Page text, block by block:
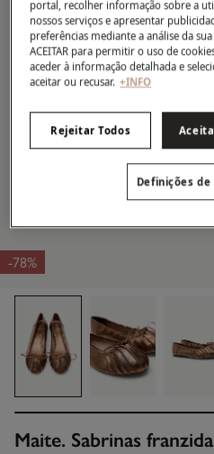
-78%
Maite. Sabrinas
portal, recolher informação sobre a
nossos serviços e apresentar
preferências mediante a análise da
ACEITAR para permitir o uso de
aceder à informação detalhada e
aceitar ou recusar. +INFO
Rejeitar Todos
Definições de